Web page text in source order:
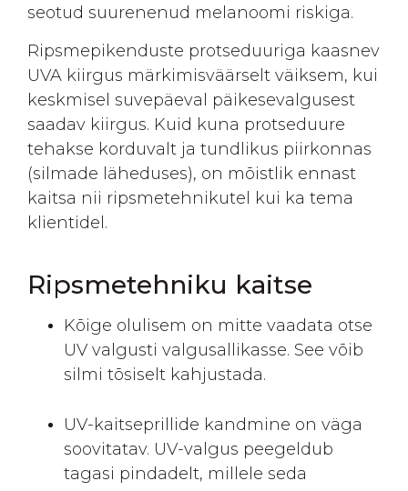
seotud suurenenud melanoomi riskiga.
Ripsmepikenduste protseduuriga kaasnev
UVA kiirgus märkimisväärselt väiksem, kui
keskmisel suvepäeval päikesevalgusest
saadav kiirgus. Kuid kuna protseduure
tehakse korduvalt ja tundlikus piirkonnas
(silmade läheduses), on mõistlik ennast
kaitsa nii ripsmetehnikutel kui ka tema
klientidel.
Ripsmetehniku kaitse
Kõige olulisem on mitte vaadata otse
UV valgusti valgusallikasse. See võib
silmi tõsiselt kahjustada.
UV-kaitseprillide kandmine on väga
soovitatav. UV-valgus peegeldub
tagasi pindadelt, millele seda